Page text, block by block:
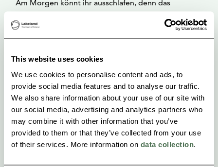
This website uses cookies
We use cookies to personalise content and ads, to
provide social media features and to analyse our traffic.
We also share information about your use of our site with
our social media, advertising and analytics partners who
may combine it with other information that you’ve
provided to them or that they’ve collected from your use
of their services. More information on data collection
Am Morgen könnt ihr ausschlafen, denn das
Frühstück wird direkt in den Kühlschrank geliefert.
und entspannt euch in Ruhe, nur ihr zwei!